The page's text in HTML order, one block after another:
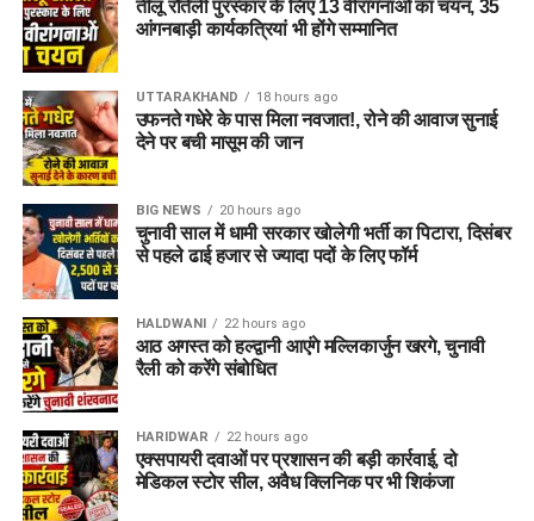
इस बीच, प्रदर्शन कर रहे छात्रों की मांगों के बीच आए इस फैसले को लेकर
राजनीतिक प्रतिक्रियाएं भी सामने आने लगी हैं।
तीलू रौतेली पुरस्कार के लिए 13 वीरांगनाओं का चयन, 35
आंगनबाड़ी कार्यकत्रियां भी होंगे सम्मानित
UTTARAKHAND 18 hours ago
उफनते गधेरे के पास मिला नवजात!, रोने की आवाज सुनाई
देने पर बची मासूम की जान
BIG NEWS 20 hours ago
चुनावी साल में धामी सरकार खोलेगी भर्ती का पिटारा, दिसंबर
से पहले ढाई हजार से ज्यादा पदों के लिए फॉर्म
HALDWANI 22 hours ago
आठ अगस्त को हल्द्वानी आएंगे मल्लिकार्जुन खरगे, चुनावी
रैली को करेंगे संबोधित
HARIDWAR 22 hours ago
एक्सपायरी दवाओं पर प्रशासन की बड़ी कार्रवाई, दो
मेडिकल स्टोर सील, अवैध क्लिनिक पर भी शिकंजा